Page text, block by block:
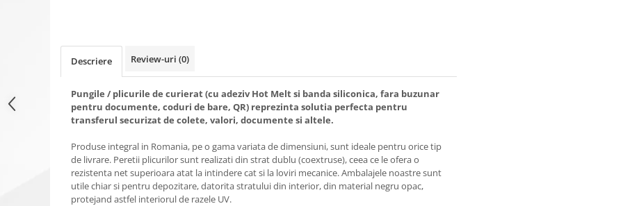
Descriere Review-uri (0)
Pungile / plicurile de curierat (cu adeziv Hot Melt si banda siliconica, fara buzunar
pentru documente, coduri de bare, QR) reprezinta solutia perfecta pentru
transferul securizat de colete, valori, documente si altele.
Produse integral in Romania, pe o gama variata de dimensiuni, sunt ideale pentru orice tip
de livrare. Peretii plicurilor sunt realizati din strat dublu (coextruse), ceea ce le ofera o
rezistenta net superioara atat la intindere cat si la loviri mecanice. Ambalajele noastre sunt
utile chiar si pentru depozitare, datorita stratului din interior, din material negru opac,
protejand astfel interiorul de razele UV.